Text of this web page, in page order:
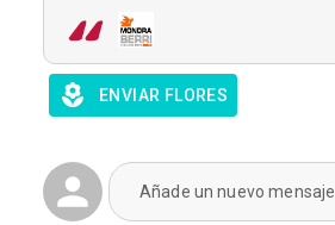
ENVIAR FLORES
Añade un nuevo mensaje